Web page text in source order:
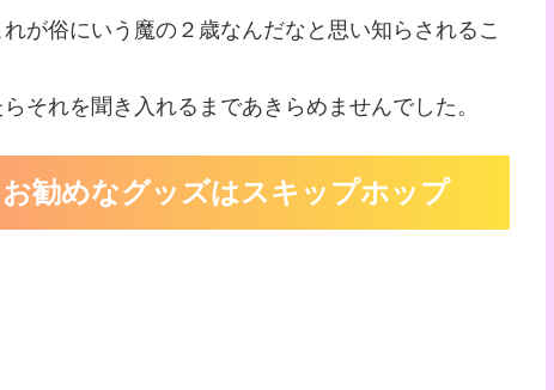
が俗にいう魔の２歳なんだなと思い知らされるこ
それを聞き入れるまであきらめませんでした。
勧めなグッズはスキップホップ